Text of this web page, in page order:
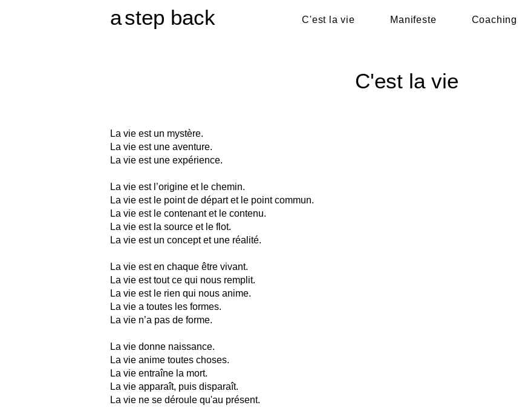
astep back C'est la vie Manifeste Coaching
C'est la vie
La vie est un mystère.
La vie est une aventure.
La vie est une expérience.
La vie est l’origine et le chemin.
La vie est le point de départ et le point commun.
La vie est le contenant et le contenu.
La vie est la source et le flot.
La vie est un concept et une réalité.
La vie est en chaque être vivant.
La vie est tout ce qui nous remplit.
La vie est le rien qui nous anime.
La vie a toutes les formes.
La vie n’a pas de forme.
La vie donne naissance.
La vie anime toutes choses.
La vie entraîne la mort.
La vie apparaît, puis disparaît.
La vie ne se déroule qu'au présent.